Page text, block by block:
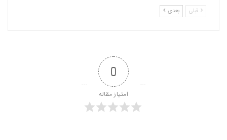
قبلی بعدی
0
امتیاز مقاله